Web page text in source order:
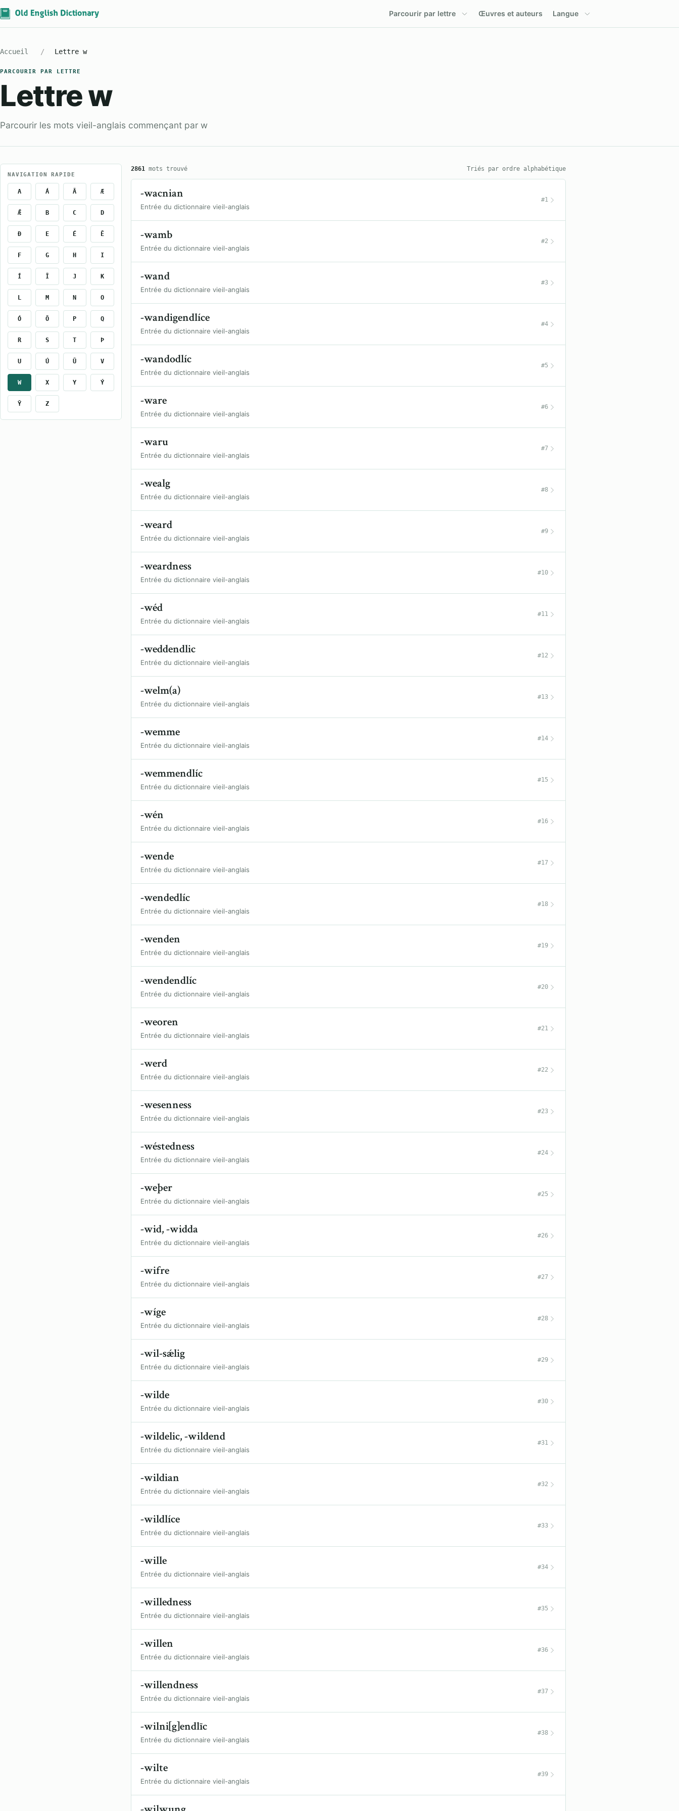
Parcourir par lettre Œuvres et auteurs Langue
Accueil Lettre w
PARCOURIR PAR LETTRE
Lettre w
Parcourir les mots vieil-anglais commençant par w
NAVIGATION RAPIDE
A Á Ā Æ
Ǣ B C D
Ð E É Ē
F G H I
Í Ī J K
L M N O
Ó Ō P Q
R S T Þ
U Ú Ū V
W X Y Ý
Ȳ Z
2861 mots trouvé Triés par ordre alphabétique
-wacnian
Entrée du dictionnaire vieil-anglais
#1
-wamb
Entrée du dictionnaire vieil-anglais
#2
-wand
Entrée du dictionnaire vieil-anglais
#3
-wandigendlíce
Entrée du dictionnaire vieil-anglais
#4
-wandodlíc
Entrée du dictionnaire vieil-anglais
#5
-ware
Entrée du dictionnaire vieil-anglais
#6
-waru
Entrée du dictionnaire vieil-anglais
#7
-wealg
Entrée du dictionnaire vieil-anglais
#8
-weard
Entrée du dictionnaire vieil-anglais
#9
-weardness
Entrée du dictionnaire vieil-anglais
#10
-wéd
Entrée du dictionnaire vieil-anglais
#11
-weddendlic
Entrée du dictionnaire vieil-anglais
#12
-welm(a)
Entrée du dictionnaire vieil-anglais
#13
-wemme
Entrée du dictionnaire vieil-anglais
#14
-wemmendlíc
Entrée du dictionnaire vieil-anglais
#15
-wén
Entrée du dictionnaire vieil-anglais
#16
-wende
Entrée du dictionnaire vieil-anglais
#17
-wendedlíc
Entrée du dictionnaire vieil-anglais
#18
-wenden
Entrée du dictionnaire vieil-anglais
#19
-wendendlíc
Entrée du dictionnaire vieil-anglais
#20
-weoren
Entrée du dictionnaire vieil-anglais
#21
-werd
Entrée du dictionnaire vieil-anglais
#22
-wesenness
Entrée du dictionnaire vieil-anglais
#23
-wéstedness
Entrée du dictionnaire vieil-anglais
#24
-weþer
Entrée du dictionnaire vieil-anglais
#25
-wid, -widda
Entrée du dictionnaire vieil-anglais
#26
-wifre
Entrée du dictionnaire vieil-anglais
#27
-wíge
Entrée du dictionnaire vieil-anglais
#28
-wil-sǽlig
Entrée du dictionnaire vieil-anglais
#29
-wilde
Entrée du dictionnaire vieil-anglais
#30
-wildelic, -wildend
Entrée du dictionnaire vieil-anglais
#31
-wildian
Entrée du dictionnaire vieil-anglais
#32
-wildlíce
Entrée du dictionnaire vieil-anglais
#33
-wille
Entrée du dictionnaire vieil-anglais
#34
-willedness
Entrée du dictionnaire vieil-anglais
#35
-willen
Entrée du dictionnaire vieil-anglais
#36
-willendness
Entrée du dictionnaire vieil-anglais
#37
-wilni[g]endlīc
Entrée du dictionnaire vieil-anglais
#38
-wilte
Entrée du dictionnaire vieil-anglais
#39